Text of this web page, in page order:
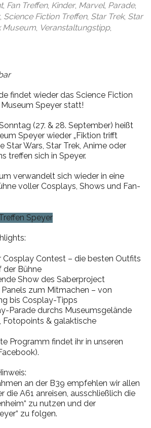
, Fan Treffen, Kinder, Marvel, Parade,
, Science Fiction Treffen, Star Trek, Star
Museum, Veranstaltungstipp,
findet wieder das Science Fiction
Speyer statt!
(27. & 28. September) heißt
Speyer wieder „Fiktion trifft
Star Wars, Star Trek, Anime oder
treffen sich in Speyer.
verwandelt sich wieder in eine
voller Cosplays, Shows und Fan-
Cosplay Contest – die besten Outfits
der Bühne
Show des Saberproject
zum Mitmachen – von
bis Cosplay-Tipps
Parade durchs Museumsgelände
Fotopoints & galaktische
Programm findet ihr in unseren
an der B39 empfehlen wir allen
die A61 anreisen, ausschließlich die
zu nutzen und der
zu folgen.